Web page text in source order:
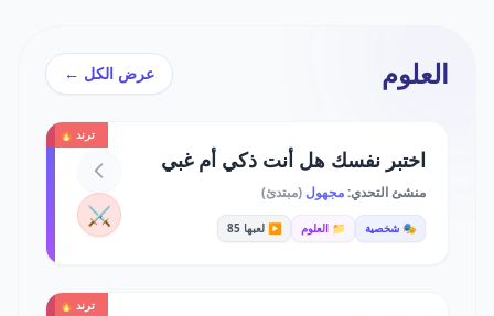
العلوم عرض الكل ←
ترند 🔥
اختبر نفسك هل أنت ذكي أم غبي
منشئ التحدي:مجهول (مبتدئ)
🎭 شخصية 📁 العلوم ▶️ لعبها 85 ⚔️
ترند 🔥